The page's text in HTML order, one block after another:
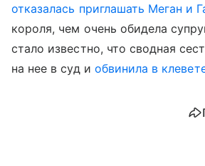
отказалась приглашать Меган и
короля, чем очень обидела
стало известно, что сводная
на нее в суд и обвинила в